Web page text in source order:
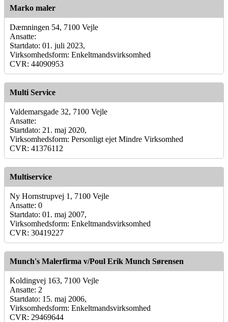
Marko maler
Dæmningen 54, 7100 Vejle
Ansatte:
Startdato: 01. juli 2023,
Virksomhedsform: Enkeltmandsvirksomhed
CVR: 44090953
Multi Service
Valdemarsgade 32, 7100 Vejle
Ansatte:
Startdato: 21. maj 2020,
Virksomhedsform: Personligt ejet Mindre Virksomhed
CVR: 41376112
Multiservice
Ny Hornstrupvej 1, 7100 Vejle
Ansatte: 0
Startdato: 01. maj 2007,
Virksomhedsform: Enkeltmandsvirksomhed
CVR: 30419227
Munch's Malerfirma v/Poul Erik Munch Sørensen
Koldingvej 163, 7100 Vejle
Ansatte: 2
Startdato: 15. maj 2006,
Virksomhedsform: Enkeltmandsvirksomhed
CVR: 29469644